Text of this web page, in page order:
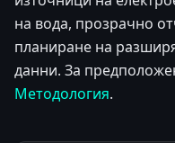
на вода, прозрачно
планиране на
данни. За
Методология.